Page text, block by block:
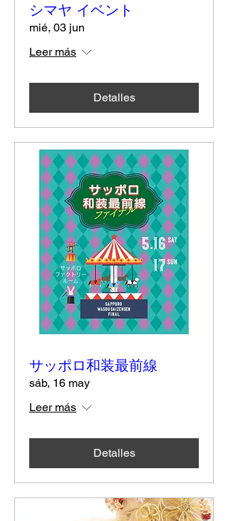
シマヤ イベント
mié, 03 jun
Leer más
Detalles
サッポロ和装最前線
sáb, 16 may
Leer más
Detalles